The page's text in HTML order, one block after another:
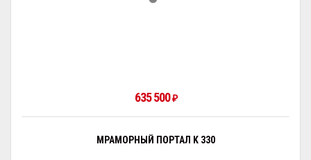
635 500₽
МРАМОРНЫЙ ПОРТАЛ K 330